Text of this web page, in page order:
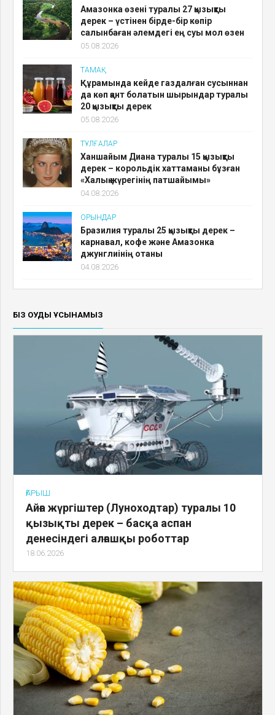
Амазонка өзені туралы 27 қызықты
дерек – үстінен бірде-бір көпір
салынбаған әлемдегі ең суы мол өзен
05.08.2026
ТАМАҚ
Құрамында кейде газдалған сусыннан
да көп қант болатын шырындар туралы
20 қызықты дерек
05.08.2026
ТҰЛҒАЛАР
Ханшайым Диана туралы 15 қызықты
дерек – корольдік хаттаманы бұзған
«Халық жүрегінің патшайымы»
04.08.2026
ОРЫНДАР
Бразилия туралы 25 қызықты дерек –
карнавал, кофе және Амазонка
джунглиінің отаны
04.08.2026
БІЗ ОҚУДЫ ҰСЫНАМЫЗ
ҒАРЫШ
Айға жүргіштер (Луноходтар) туралы 10
қызықты дерек – басқа аспан
денесіндегі алғашқы роботтар
18.06.2026